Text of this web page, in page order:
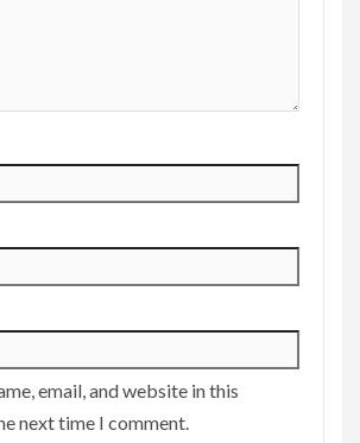
email, and website in this
next time I comment.